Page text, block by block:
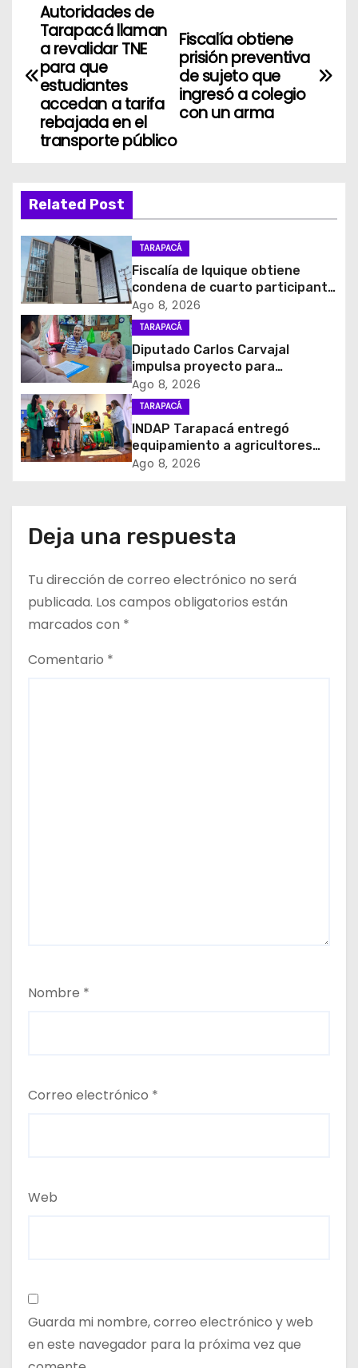
N
v
a
c
i
ó
n
d
e
e
n
r
d
a
s
Fiscalía obtiene
prisión preventiva
de sujeto que
ingresó a colegio
con un arma
Autoridades de
Tarapacá llaman
a revalidar TNE
para que
estudiantes
accedan a tarifa
rebajada en el
transporte público
Related Post
TARAPACÁ
Fiscalía de Iquique obtiene
condena de cuarto participante
en violento asalto a
comerciante
Ago 8, 2026
TARAPACÁ
Diputado Carlos Carvajal
impulsa proyecto para
homenajear en vida al campeón
mundial Raúl Choque
Ago 8, 2026
TARAPACÁ
INDAP Tarapacá entregó
equipamiento a agricultores
para prevenir la mosca de la
Ago 8, 2026
Deja una respuesta
Tu dirección de correo electrónico no será
publicada. Los campos obligatorios están
marcados con *
Comentario *
Nombre *
Correo electrónico *
Web
Guarda mi nombre, correo electrónico y web
en este navegador para la próxima vez que